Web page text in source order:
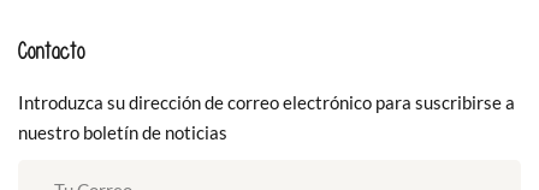
Contacto
Introduzca su dirección de correo electrónico para suscribirse a
nuestro boletín de noticias